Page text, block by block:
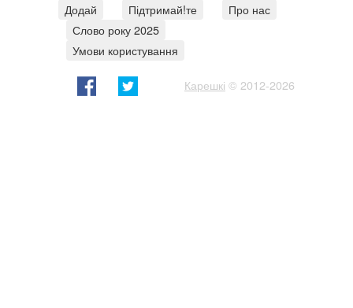
Додай Підтримай!те
Про нас
Слово року 2025
Умови користування
Карешкі © 2012-2026